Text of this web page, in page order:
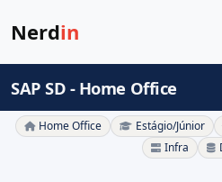
Nerdin
SAP SD - Home Office
Home Office Estágio/Júnior
Infra